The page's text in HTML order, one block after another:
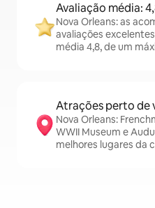
Avaliação média:
Nova Orleans: as
avaliações
média 4,8, de um
Atrações perto de
Nova Orleans:
WWII Museum e
melhores lugares da